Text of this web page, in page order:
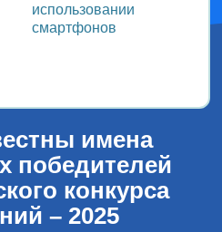
использовании
смартфонов
имена
победителей
конкурса
– 2025